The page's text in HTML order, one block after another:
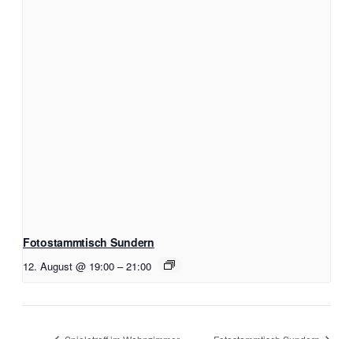
Fotostammtisch Sundern
12. August @ 19:00 – 21:00